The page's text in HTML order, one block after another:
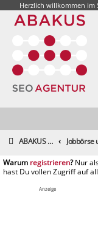
Herzlich willkommen im
ABAKUS Foren-Übersicht
registrieren
Anzeige